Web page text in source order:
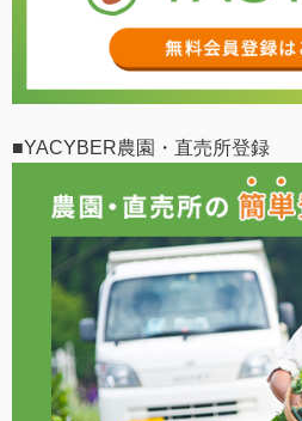
■YACYBER農園・直売所登録